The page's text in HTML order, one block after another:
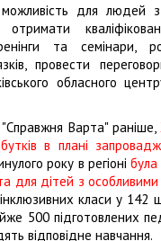
для людей з
та семінари,
провести
обласного
Варта" раніше,
в плані
року в регіоні
для дітей з
класи у 142
500 підготовлених
відповідне навчання.